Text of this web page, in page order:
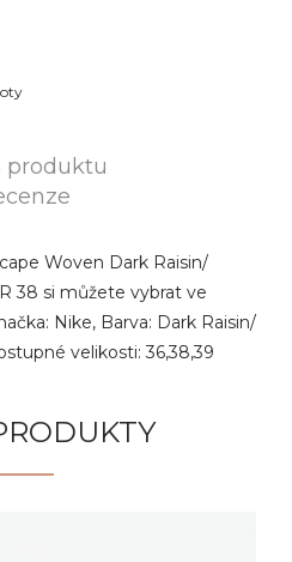
produktu
Woven Dark Raisin/
38 si můžete vybrat ve
Nike, Barva: Dark Raisin/
velikosti: 36,38,39